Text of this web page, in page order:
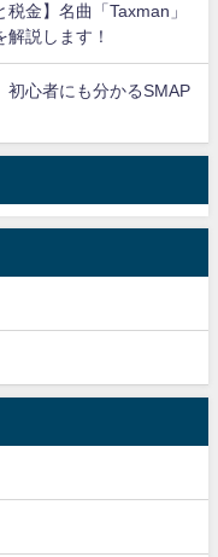
金】名曲「Taxman」
説します！
初心者にも分かるSMAP